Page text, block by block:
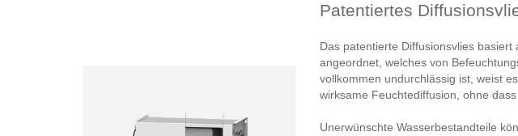
Patentiertes
Das patentierte Diffusionsvlies
angeordnet, welches von
vollkommen undurchlässig ist, weist
wirksame Feuchtediffusion, ohne
Unerwünschte Wasserbestandteile